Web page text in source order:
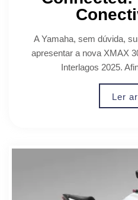
A Yamaha, sem dúvida,
apresentar a nova XMAX
Interlagos 2025.
Ler